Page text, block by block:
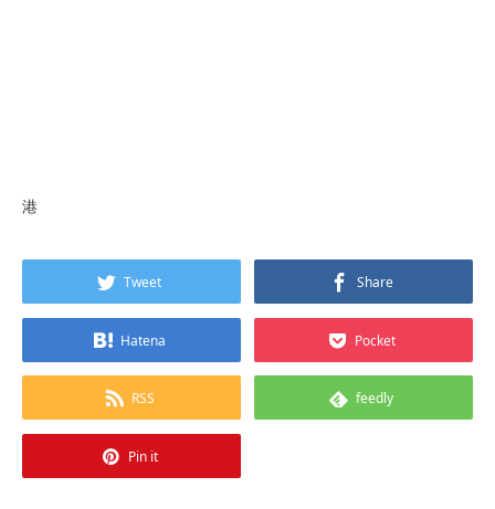
港
Tweet Share
Hatena Pocket
RSS feedly
Pin it